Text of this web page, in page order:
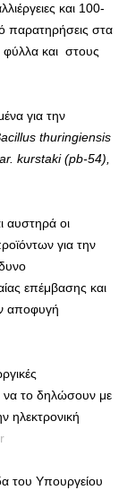
και 100-
παρατηρήσεις στα
και στους
για την
thuringiensis
kurstaki (pb-54),
αυστηρά οι
για την
επέμβασης και
αποφυγή
να το δηλώσουν με
ηλεκτρονική
του Υπουργείου